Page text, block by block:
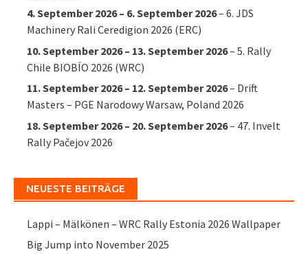
4. September 2026– 6. September 2026–6. JDS
Machinery Rali Ceredigion 2026 (ERC)
10. September 2026– 13. September 2026–5. Rally
Chile BIOBÍO 2026 (WRC)
11. September 2026– 12. September 2026– Drift
Masters – PGE Narodowy Warsaw, Poland 2026
18. September 2026– 20. September 2026– 47. Invelt
Rally Pačejov 2026
NEUESTE BEITRÄGE
Lappi – Mälkönen – WRC Rally Estonia 2026 Wallpaper
Big Jump into November 2025